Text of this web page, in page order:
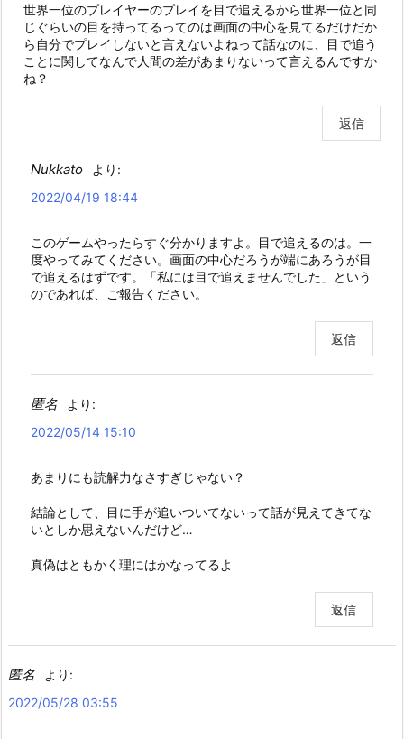
世界一位のプレイヤーのプレイを目で追えるから世界一位と同
じぐらいの目を持ってるってのは画面の中心を見てるだけだか
ら自分でプレイしないと言えないよねって話なのに、目で追う
ことに関してなんで人間の差があまりないって言えるんですか
ね？
返信
Nukkato
より:
2022/04/19 18:44
このゲームやったらすぐ分かりますよ。目で追えるのは。一
度やってみてください。画面の中心だろうが端にあろうが目
で追えるはずです。「私には目で追えませんでした」という
のであれば、ご報告ください。
返信
匿名
より:
2022/05/14 15:10
あまりにも読解力なさすぎじゃない？
結論として、目に手が追いついてないって話が見えてきてな
いとしか思えないんだけど…
真偽はともかく理にはかなってるよ
返信
匿名
より:
2022/05/28 03:55